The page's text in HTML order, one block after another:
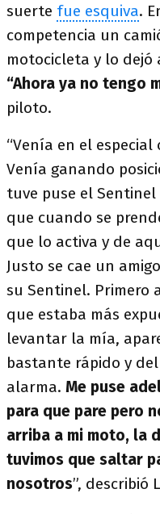
suerte fue esquiva.
competencia un
motocicleta y lo dejó
“Ahora ya no tengo
piloto.
“Venía en el
Venía ganando
tuve puse el
que cuando se
que lo activa y de
Justo se cae un
su Sentinel. Primero
que estaba más
levantar la mía,
bastante rápido y
alarma. Me puse
para que pare pero
arriba a mi moto, la
tuvimos que saltar
nosotros”, describió